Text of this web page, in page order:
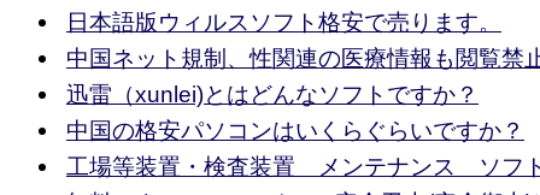
日本語版ウィルスソフト格安で売ります。
中国ネット規制、性関連の医療情報も閲覧禁
迅雷（xunlei)とはどんなソフトですか？
中国の格安パソコンはいくらぐらいですか？
工場等装置・検査装置 メンテナンス ソフ